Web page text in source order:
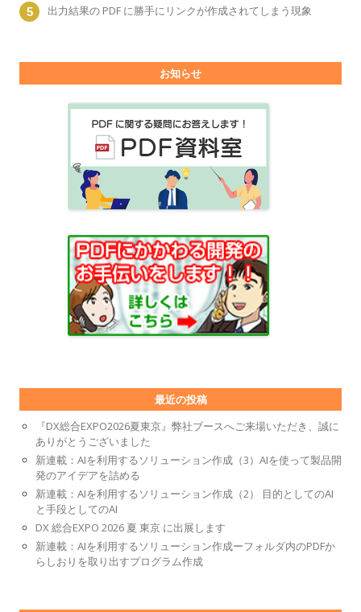
出力結果の PDF に勝手にリンクが作成されてしまう現象
お知らせ
最近の投稿
『DX総合EXPO2026夏東京』弊社ブースへご来場いただき、誠に
ありがとうございました
新連載：AIを利用するソリューション作成（3）AIを使って製品開
発のアイデアを詰める
新連載：AIを利用するソリューション作成（2） 目的としてのAI
と手段としてのAI
DX 総合EXPO 2026 夏 東京 に出展します
新連載：AIを利用するソリューション作成ーフォルダ内のPDFか
らしおりを取り出すプログラム作成